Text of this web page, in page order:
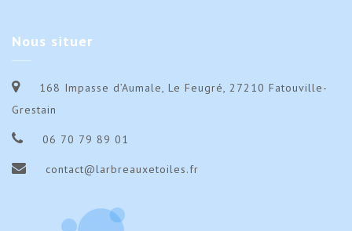
Nous situer
168 Impasse d’Aumale, Le Feugré, 27210 Fatouville-
Grestain
06 70 79 89 01
contact@larbreauxetoiles.fr